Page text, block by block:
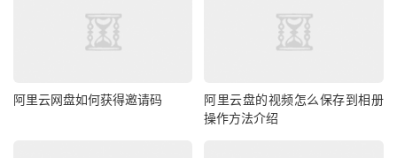
阿里云网盘如何获得邀请码
阿里云盘的视频怎么保存到相册
操作方法介绍